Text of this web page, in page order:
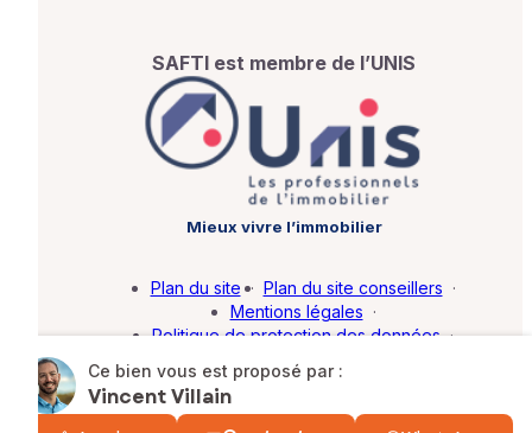
Ce bien vous est proposé par :
Vincent Villain
SAFTI est membre de l’UNIS
Mieux vivre l’immobilier
© SAFTI 2026. Tous droits réservés.
Plan du site · Plan du site conseillers ·
Mentions légales ·
Politique de protection des données ·